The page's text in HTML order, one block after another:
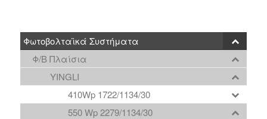
Φωτοβολταϊκά Συστήματα
Φ/Β Πλαίσια
YINGLI
410Wp 1722/1134/30
550 Wp 2279/1134/30